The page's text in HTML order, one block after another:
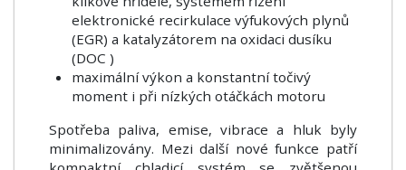
elektronické recirkulace výfukových plynů
(EGR) a katalyzátorem na oxidaci dusíku
(DOC )
maximální výkon a konstantní točivý
moment i při nízkých otáčkách motoru
Spotřeba paliva, emise, vibrace a hluk byly
minimalizovány. Mezi další nové funkce patří